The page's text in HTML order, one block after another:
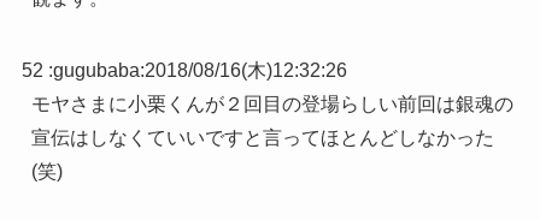
52 :gugubaba:2018/08/16(木)12:32:26
モヤさまに小栗くんが２回目の登場らしい前回は銀魂の
宣伝はしなくていいですと言ってほとんどしなかった
(笑)